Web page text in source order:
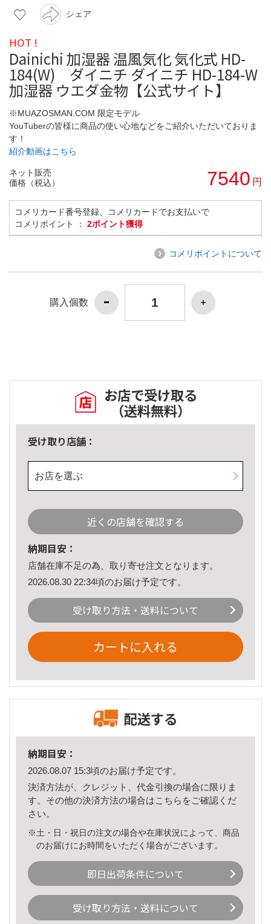
シェア
HOT !
Dainichi 加湿器 温風気化 気化式 HD-
184(W) ダイニチ ダイニチ HD-184-W
加湿器 ウエダ金物【公式サイト】
※MUAZOSMAN.COM 限定モデル
YouTuberの皆様に商品の使い心地などをご紹介いただいておりま
す！
紹介動画はこちら
ネット販売
価格（税込）
7540 円
コメリカード番号登録、コメリカードでお支払いで
コメリポイント ： 2ポイント獲得
コメリポイントについて
購入個数
お店で受け取る
（送料無料）
受け取り店舗：
お店を選ぶ
近くの店舗を確認する
納期目安：
店舗在庫不足の為、取り寄せ注文となります。
2026.08.30 22:34頃のお届け予定です。
受け取り方法・送料について
カートに入れる
配送する
納期目安：
2026.08.07 15:3頃のお届け予定です。
決済方法が、クレジット、代金引換の場合に限りま
す。その他の決済方法の場合はこちら をご確認くだ
さい。
※土・日・祝日の注文の場合や在庫状況によって、商品
のお届けにお時間をいただく場合がございます。
即日出荷条件について
受け取り方法・送料について